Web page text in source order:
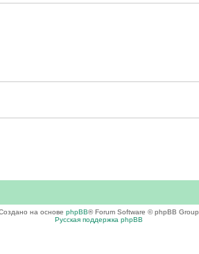
на основе phpBB® Forum Software © phpBB Group
Русская поддержка phpBB